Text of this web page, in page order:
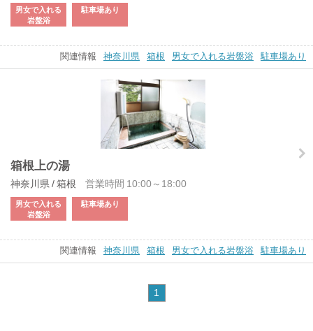
男女で入れる
岩盤浴
駐車場あり
関連情報 神奈川県 箱根 男女で入れる岩盤浴 駐車場あり
箱根上の湯
神奈川県 / 箱根 営業時間 10:00～18:00
男女で入れる
岩盤浴
駐車場あり
関連情報 神奈川県 箱根 男女で入れる岩盤浴 駐車場あり
1